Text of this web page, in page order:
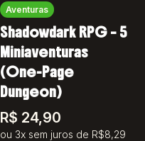
Aventuras
Shadowdark RPG – 5
Miniaventuras
(One-Page
Dungeon)
R$ 24,90
ou 3x sem juros de R$8,29